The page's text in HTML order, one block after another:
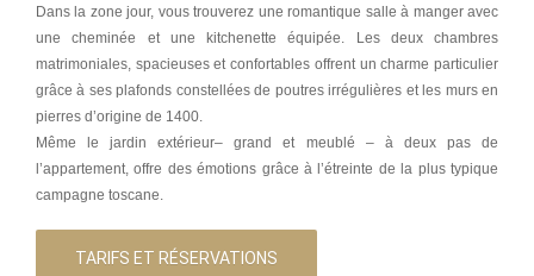
Dans la zone jour, vous trouverez une romantique salle à manger avec
une cheminée et une kitchenette équipée. Les deux chambres
matrimoniales, spacieuses et confortables offrent un charme particulier
grâce à ses plafonds constellées de poutres irrégulières et les murs en
pierres d’origine de 1400.
Même le jardin extérieur– grand et meublé – à deux pas de
l’appartement, offre des émotions grâce à l’étreinte de la plus typique
campagne toscane.
TARIFS ET RÉSERVATIONS